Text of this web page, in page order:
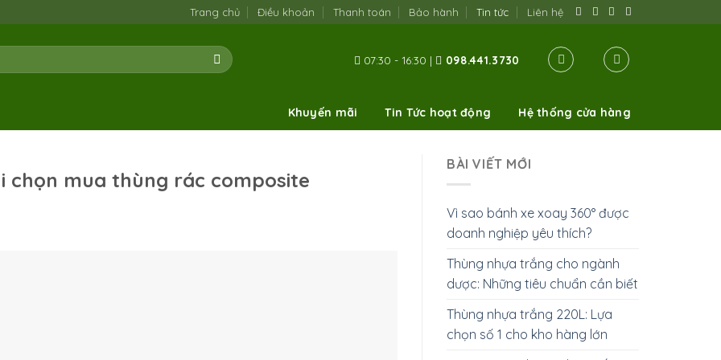
Trang chủ Điều khoản Thanh toán Bảo hành Tin tức Liên hệ
07:30 - 16:30 | 098.441.3730
Khuyến mãi Tin Tức hoạt động Hệ thống cửa hàng
chọn mua thùng rác composite
BÀI VIẾT MỚI
Vì sao bánh xe xoay 360° được
doanh nghiệp yêu thích?
Thùng nhựa trắng cho ngành
dược: Những tiêu chuẩn cần biết
Thùng nhựa trắng 220L: Lựa
chọn số 1 cho kho hàng lớn